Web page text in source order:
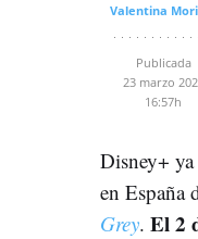
Valentina
Publicada
23 marzo
16:57h
Disney+ ya
en España
Grey. El 2